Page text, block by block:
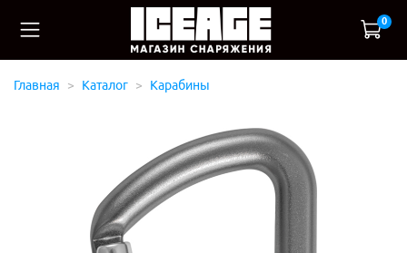
0
Главная Каталог Карабины